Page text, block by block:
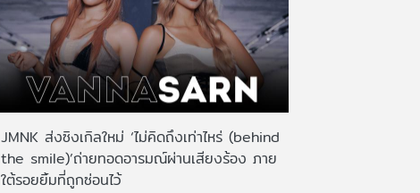
JMNK ส่งซิงเกิลใหม่ ‘ไม่คิดถึงเท่าไหร่ (behind
the smile)’ถ่ายทอดอารมณ์ผ่านเสียงร้อง ภาย
ใต้รอยยิ้มที่ถูกซ่อนไว้